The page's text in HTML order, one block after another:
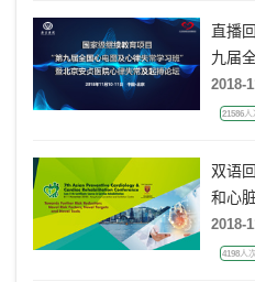
直播
九届
暨北
2018-
21586人
双语
和心
康复
2018-
4198人次